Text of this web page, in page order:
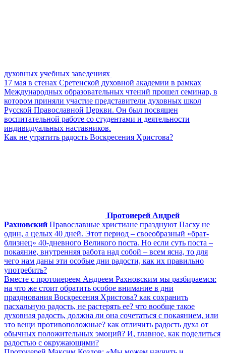
духовных учебных заведениях
17 мая в стенах Сретенской духовной академии в рамках
Международных образовательных чтений прошел семинар, в
котором приняли участие представители духовных школ
Русской Православной Церкви. Он был посвящен
воспитательной работе со студентами и деятельности
индивидуальных наставников.
Как не утратить радость Воскресения Христова?
Протоиерей Андрей
Рахновский Православные христиане празднуют Пасху не
один, а целых 40 дней. Этот период – своеобразный «брат-
близнец» 40-дневного Великого поста. Но если суть поста –
покаяние, внутренняя работа над собой – всем ясна, то для
чего нам даны эти особые дни радости, как их правильно
употребить?
Вместе с протоиереем Андреем Рахновским мы разбираемся:
на что же стоит обратить особое внимание в дни
празднования Воскресения Христова? как сохранить
пасхальную радость, не растерять ее? что вообще такое
духовная радость, должна ли она сочетаться с покаянием, или
это вещи противоположные? как отличить радость духа от
обычных положительных эмоций? И, главное, как поделиться
радостью с окружающими?